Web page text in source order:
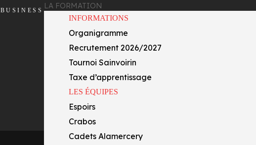
BUSINESS
LA FORMATION
INFORMATIONS
Organigramme
Recrutement 2026/2027
Tournoi Sainvoirin
Taxe d’apprentissage
LES ÉQUIPES
Espoirs
Crabos
Cadets Alamercery